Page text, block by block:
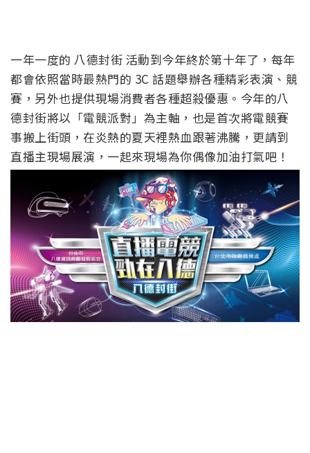
一年一度的 八德封街 活動到今年終於第十年了，每年
都會依照當時最熱門的 3C 話題舉辦各種精彩表演、競
賽，另外也提供現場消費者各種超殺優惠。今年的八
德封街將以「電競派對」為主軸，也是首次將電競賽
事搬上街頭，在炎熱的夏天裡熱血跟著沸騰，更請到
直播主現場展演，一起來現場為你偶像加油打氣吧！